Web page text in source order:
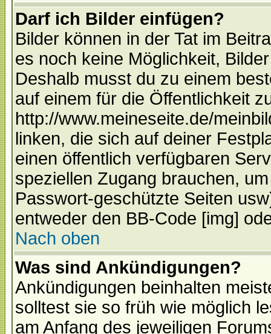
Darf ich Bilder einfügen?
Bilder können in der Tat im
es noch keine Möglichkeit,
Deshalb musst du zu einem
auf einem für die Öffentlichkeit
http://www.meineseite.de/
linken, die sich auf deiner
einen öffentlich verfügbaren
speziellen Zugang brauchen,
Passwort-geschützte Seiten
entweder den BB-Code [img]
Nach oben
Was sind Ankündigungen?
Ankündigungen beinhalten
solltest sie so früh wie möglich
am Anfang des jeweiligen